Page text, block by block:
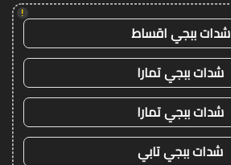
!
شدات ببجي اقساط
شدات ببجي تمارا
شدات ببجي تمارا
شدات ببجي تابي